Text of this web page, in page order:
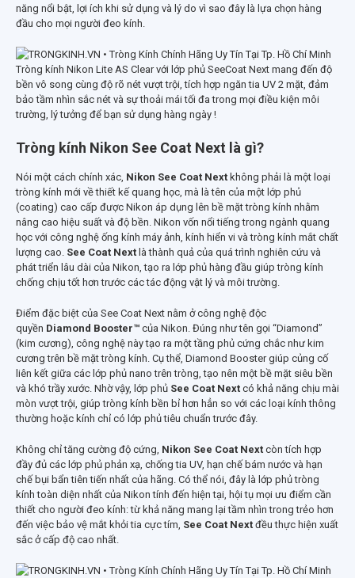
năng nổi bật, lợi ích khi sử dụng và lý do vì sao đây là lựa chọn hàng
đầu cho mọi người đeo kính.
Tròng kính Nikon Lite AS Clear với lớp phủ SeeCoat Next mang đến độ
bền vô song cùng độ rõ nét vượt trội, tích hợp ngăn tia UV 2 mặt, đảm
bảo tầm nhìn sắc nét và sự thoải mái tối đa trong mọi điều kiện môi
trường, lý tưởng để bạn sử dụng hàng ngày !
Tròng kính Nikon See Coat Next là gì?
Nói một cách chính xác, Nikon See Coat Next không phải là một loại
tròng kính mới về thiết kế quang học, mà là tên của một lớp phủ
(coating) cao cấp được Nikon áp dụng lên bề mặt tròng kính nhằm
nâng cao hiệu suất và độ bền. Nikon vốn nổi tiếng trong ngành quang
học với công nghệ ống kính máy ảnh, kính hiển vi và tròng kính mắt chất
lượng cao. See Coat Next là thành quả của quá trình nghiên cứu và
phát triển lâu dài của Nikon, tạo ra lớp phủ hàng đầu giúp tròng kính
chống chịu tốt hơn trước các tác động vật lý và môi trường.
Điểm đặc biệt của See Coat Next nằm ở công nghệ độc
quyền Diamond Booster™ của Nikon. Đúng như tên gọi “Diamond”
(kim cương), công nghệ này tạo ra một tầng phủ cứng chắc như kim
cương trên bề mặt tròng kính. Cụ thể, Diamond Booster giúp củng cố
liên kết giữa các lớp phủ nano trên tròng, tạo nên một bề mặt siêu bền
và khó trầy xước. Nhờ vậy, lớp phủ See Coat Next có khả năng chịu mài
mòn vượt trội, giúp tròng kính bền bỉ hơn hẳn so với các loại kính thông
thường hoặc kính chỉ có lớp phủ tiêu chuẩn trước đây.
Không chỉ tăng cường độ cứng, Nikon See Coat Next còn tích hợp
đầy đủ các lớp phủ phản xạ, chống tia UV, hạn chế bám nước và hạn
chế bụi bẩn tiên tiến nhất của hãng. Có thể nói, đây là lớp phủ tròng
kính toàn diện nhất của Nikon tính đến hiện tại, hội tụ mọi ưu điểm cần
thiết cho người đeo kính: từ khả năng mang lại tầm nhìn trong trẻo hơn
đến việc bảo vệ mắt khỏi tia cực tím, See Coat Next đều thực hiện xuất
sắc ở cấp độ cao nhất.